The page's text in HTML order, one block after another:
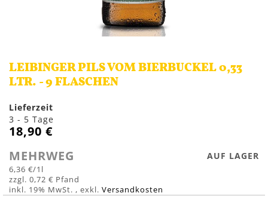
LEIBINGER PILS VOM BIERBUCKEL 0,33
LTR. - 9 FLASCHEN
Lieferzeit
3 - 5 Tage
18,90 €
MEHRWEG
6,36 €/1l
0,72 €
inkl. 19% MwSt. , exkl. Versandkosten
AUF LAGER
der
Bildergalerie
springen